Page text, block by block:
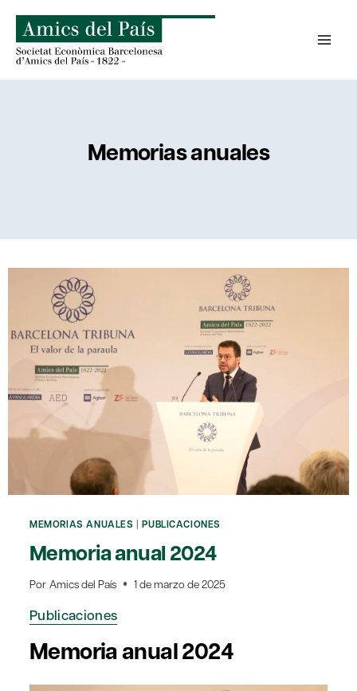
contenido
Memorias anuales
MEMORIAS ANUALES |PUBLICACIONES
Memoria anual 2024
Por Amics del País 1 de marzo de 2025
Publicaciones
Memoria anual 2024